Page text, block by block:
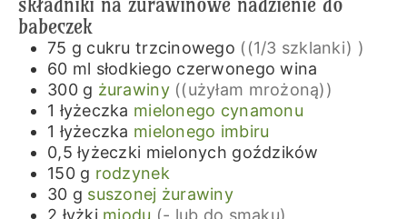
babeczek
75 g cukru trzcinowego ((1/3 szklanki) )
60 ml słodkiego czerwonego wina
300 g żurawiny ((użyłam mrożoną))
1 łyżeczka mielonego cynamonu
1 łyżeczka mielonego imbiru
0,5 łyżeczki mielonych goździków
150 g rodzynek
30 g suszonej żurawiny